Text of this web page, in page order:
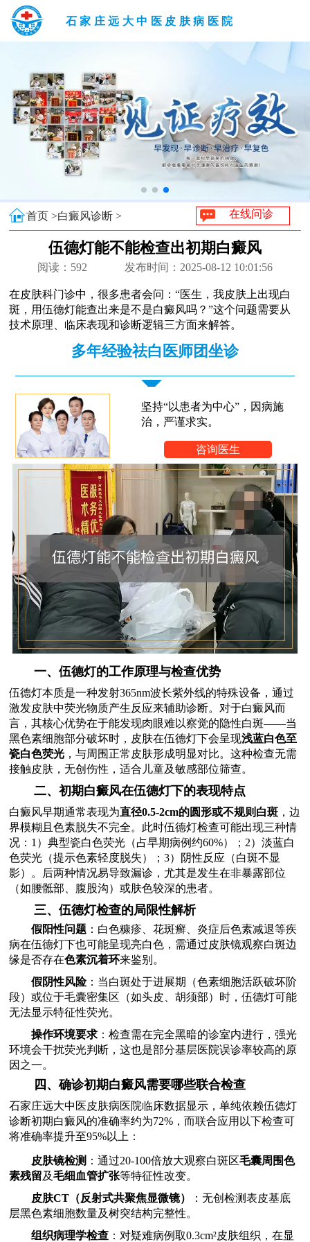
石家庄远大中医皮肤病医院
首页 >白癜风诊断 > 在线问诊
伍德灯能不能检查出初期白癜风
阅读： 592 发布时间：2025-08-12 10:01:56
在皮肤科门诊中，很多患者会问：“医生，我皮肤上出现白
斑，用伍德灯能查出来是不是白癜风吗？”这个问题需要从
技术原理、临床表现和诊断逻辑三方面来解答。
多年经验祛白医师团坐诊
坚持“以患者为中心”，因病施
治，严谨求实。
咨询医生
一、伍德灯的工作原理与检查优势
伍德灯本质是一种发射365nm波长紫外线的特殊设备，通过
激发皮肤中荧光物质产生反应来辅助诊断。对于白癜风而
言，其核心优势在于能发现肉眼难以察觉的隐性白斑——当
黑色素细胞部分破坏时，皮肤在伍德灯下会呈现浅蓝白色至
瓷白色荧光 ，与周围正常皮肤形成明显对比。这种检查无需
接触皮肤，无创伤性，适合儿童及敏感部位筛查。
二、初期白癜风在伍德灯下的表现特点
白癜风早期通常表现为直径0.5-2cm的圆形或不规则白斑 ，边
界模糊且色素脱失不完全。此时伍德灯检查可能出现三种情
况：1）典型瓷白色荧光（占早期病例约60%）；2）淡蓝白
色荧光（提示色素轻度脱失）；3）阴性反应（白斑不显
影）。后两种情况易导致漏诊，尤其是发生在非暴露部位
（如腰骶部、腹股沟）或肤色较深的患者。
三、伍德灯检查的局限性解析
假阳性问题 ：白色糠疹、花斑癣、炎症后色素减退等疾
病在伍德灯下也可能呈现亮白色，需通过皮肤镜观察白斑边
缘是否存在色素沉着环来鉴别。
假阴性风险：当白斑处于进展期（色素细胞活跃破坏阶
段）或位于毛囊密集区（如头皮、胡须部）时，伍德灯可能
无法显示特征性荧光。
操作环境要求 ：检查需在完全黑暗的诊室内进行，强光
环境会干扰荧光判断，这也是部分基层医院误诊率较高的原
因之一。
四、确诊初期白癜风需要哪些联合检查
石家庄远大中医皮肤病医院临床数据显示，单纯依赖伍德灯
诊断初期白癜风的准确率约为72%，而联合应用以下检查可
将准确率提升至95%以上：
皮肤镜检测 ：通过20-100倍放大观察白斑区毛囊周围色
素残留及毛细血管扩张等特征性改变。
皮肤CT（反射式共聚焦显微镜）
：无创检测表皮基底
层黑色素细胞数量及树突结构完整性。
组织病理学检查 ：对疑难病例取0.3cm²皮肤组织，在显